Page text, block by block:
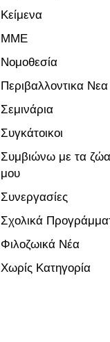
Κείμενα
ΜΜΕ
Νομοθεσία
Περιβαλλοντικα Νεα
Σεμινάρια
Συγκάτοικοι
Συμβιώνω με τα
μου
Συνεργασίες
Σχολικά
Φιλοζωικά Νέα
Χωρίς Κατηγορία